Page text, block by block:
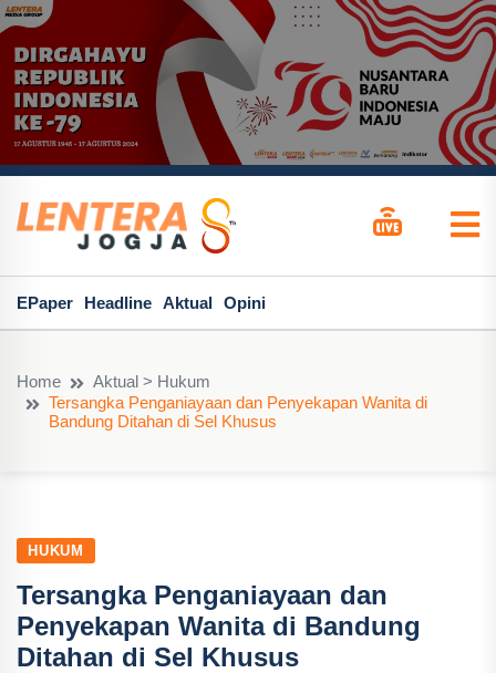
EPaper Headline Aktual Opini
Home
Aktual > Hukum
Tersangka Penganiayaan dan Penyekapan Wanita di
Bandung Ditahan di Sel Khusus
HUKUM
Tersangka Penganiayaan dan
Penyekapan Wanita di Bandung
Ditahan di Sel Khusus